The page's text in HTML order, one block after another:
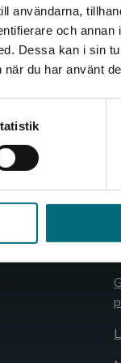
användarna,
och annan
Dessa kan i sin
du har använt
via
måste